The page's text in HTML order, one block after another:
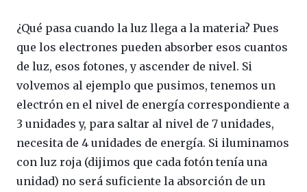
¿Qué pasa cuando la luz llega a la materia? Pues
que los electrones pueden absorber esos cuantos
de luz, esos fotones, y ascender de nivel. Si
volvemos al ejemplo que pusimos, tenemos un
electrón en el nivel de energía correspondiente a
3 unidades y, para saltar al nivel de 7 unidades,
necesita de 4 unidades de energía. Si iluminamos
con luz roja (dijimos que cada fotón tenía una
unidad) no será suficiente la absorción de un